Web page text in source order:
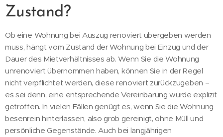
Zustand?
Ob eine Wohnung bei Auszug renoviert übergeben werden
muss, hängt vom Zustand der Wohnung bei Einzug und der
Dauer des Mietverhältnisses ab. Wenn Sie die Wohnung
unrenoviert übernommen haben, können Sie in der Regel
nicht verpflichtet werden, diese renoviert zurückzugeben –
es sei denn, eine entsprechende Vereinbarung wurde explizit
getroffen. In vielen Fällen genügt es, wenn Sie die Wohnung
besenrein hinterlassen, also grob gereinigt, ohne Müll und
persönliche Gegenstände. Auch bei langjährigen